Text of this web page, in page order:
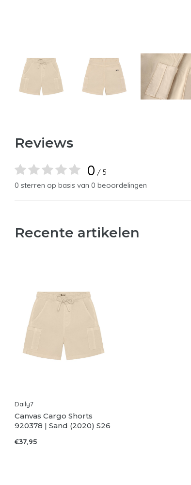
Reviews
0 / 5
0 sterren op basis van 0 beoordelingen
Recente artikelen
Daily7
Canvas Cargo Shorts
920378 | Sand (2020) S26
€37,95